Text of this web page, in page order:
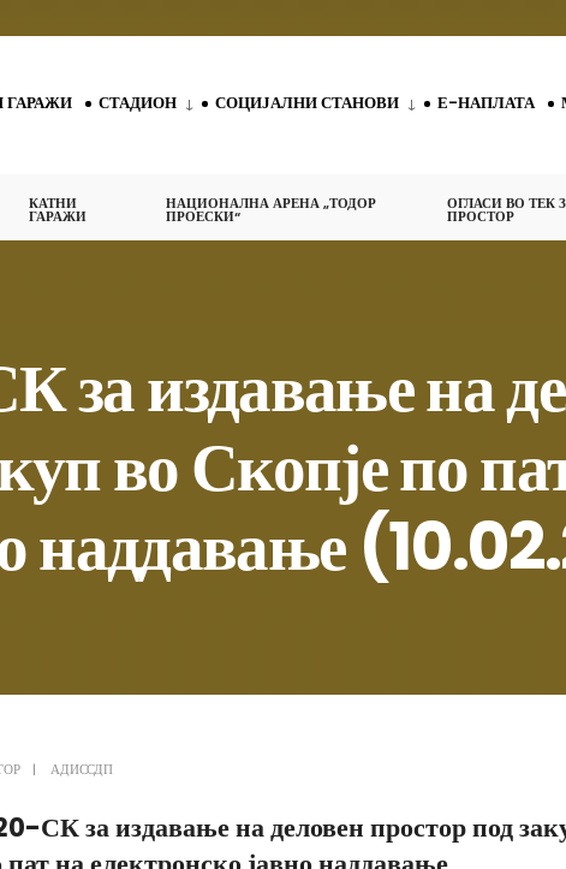
ГАРАЖИ СТАДИОН СОЦИЈАЛНИ СТАНОВИ Е-НАПЛАТА
КАТНИ
ГАРАЖИ
НАЦИОНАЛНА АРЕНА „ТОДОР
ПРОЕСКИ“
ОГЛАСИ ВО ТЕК
ПРОСТОР
за издавање на
во Скопје по
наддавање
| АДИССДП
СК за издавање на деловен простор под